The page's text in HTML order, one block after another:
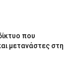
που
μετανάστες στη